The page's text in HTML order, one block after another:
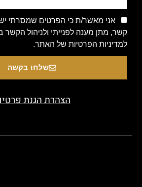
מאשר/ת כי הפרטים שמסרתי ישמשו
מענה לפנייתי ולניהול הקשר בינינו –
הפרטיות של האתר.
שלחו בקשה
הצהרת הגנת פרטיות